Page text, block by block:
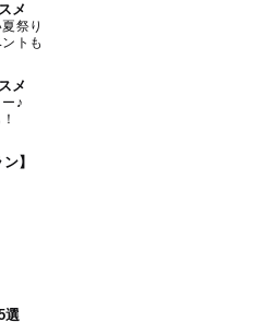
メ
祭り
トも
メ
♪
】
選